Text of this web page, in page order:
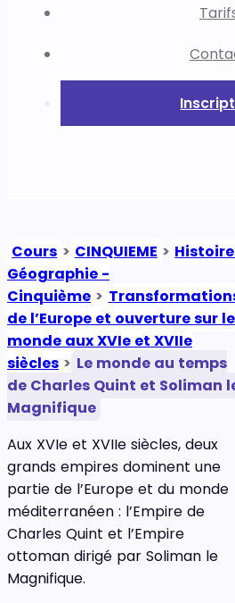
Cours > CINQUIEME >
Géographie -
Cinquième >
de l’Europe et ouverture sur le
monde aux XVIe et XVIIe
siècles > Le monde au temps
de Charles Quint et Soliman
Magnifique
Aux XVIe et XVIIe siècles, deux
grands empires dominent une
partie de l’Europe et du monde
méditerranéen : l’Empire de
Charles Quint et l’Empire
ottoman dirigé par Soliman le
Magnifique.